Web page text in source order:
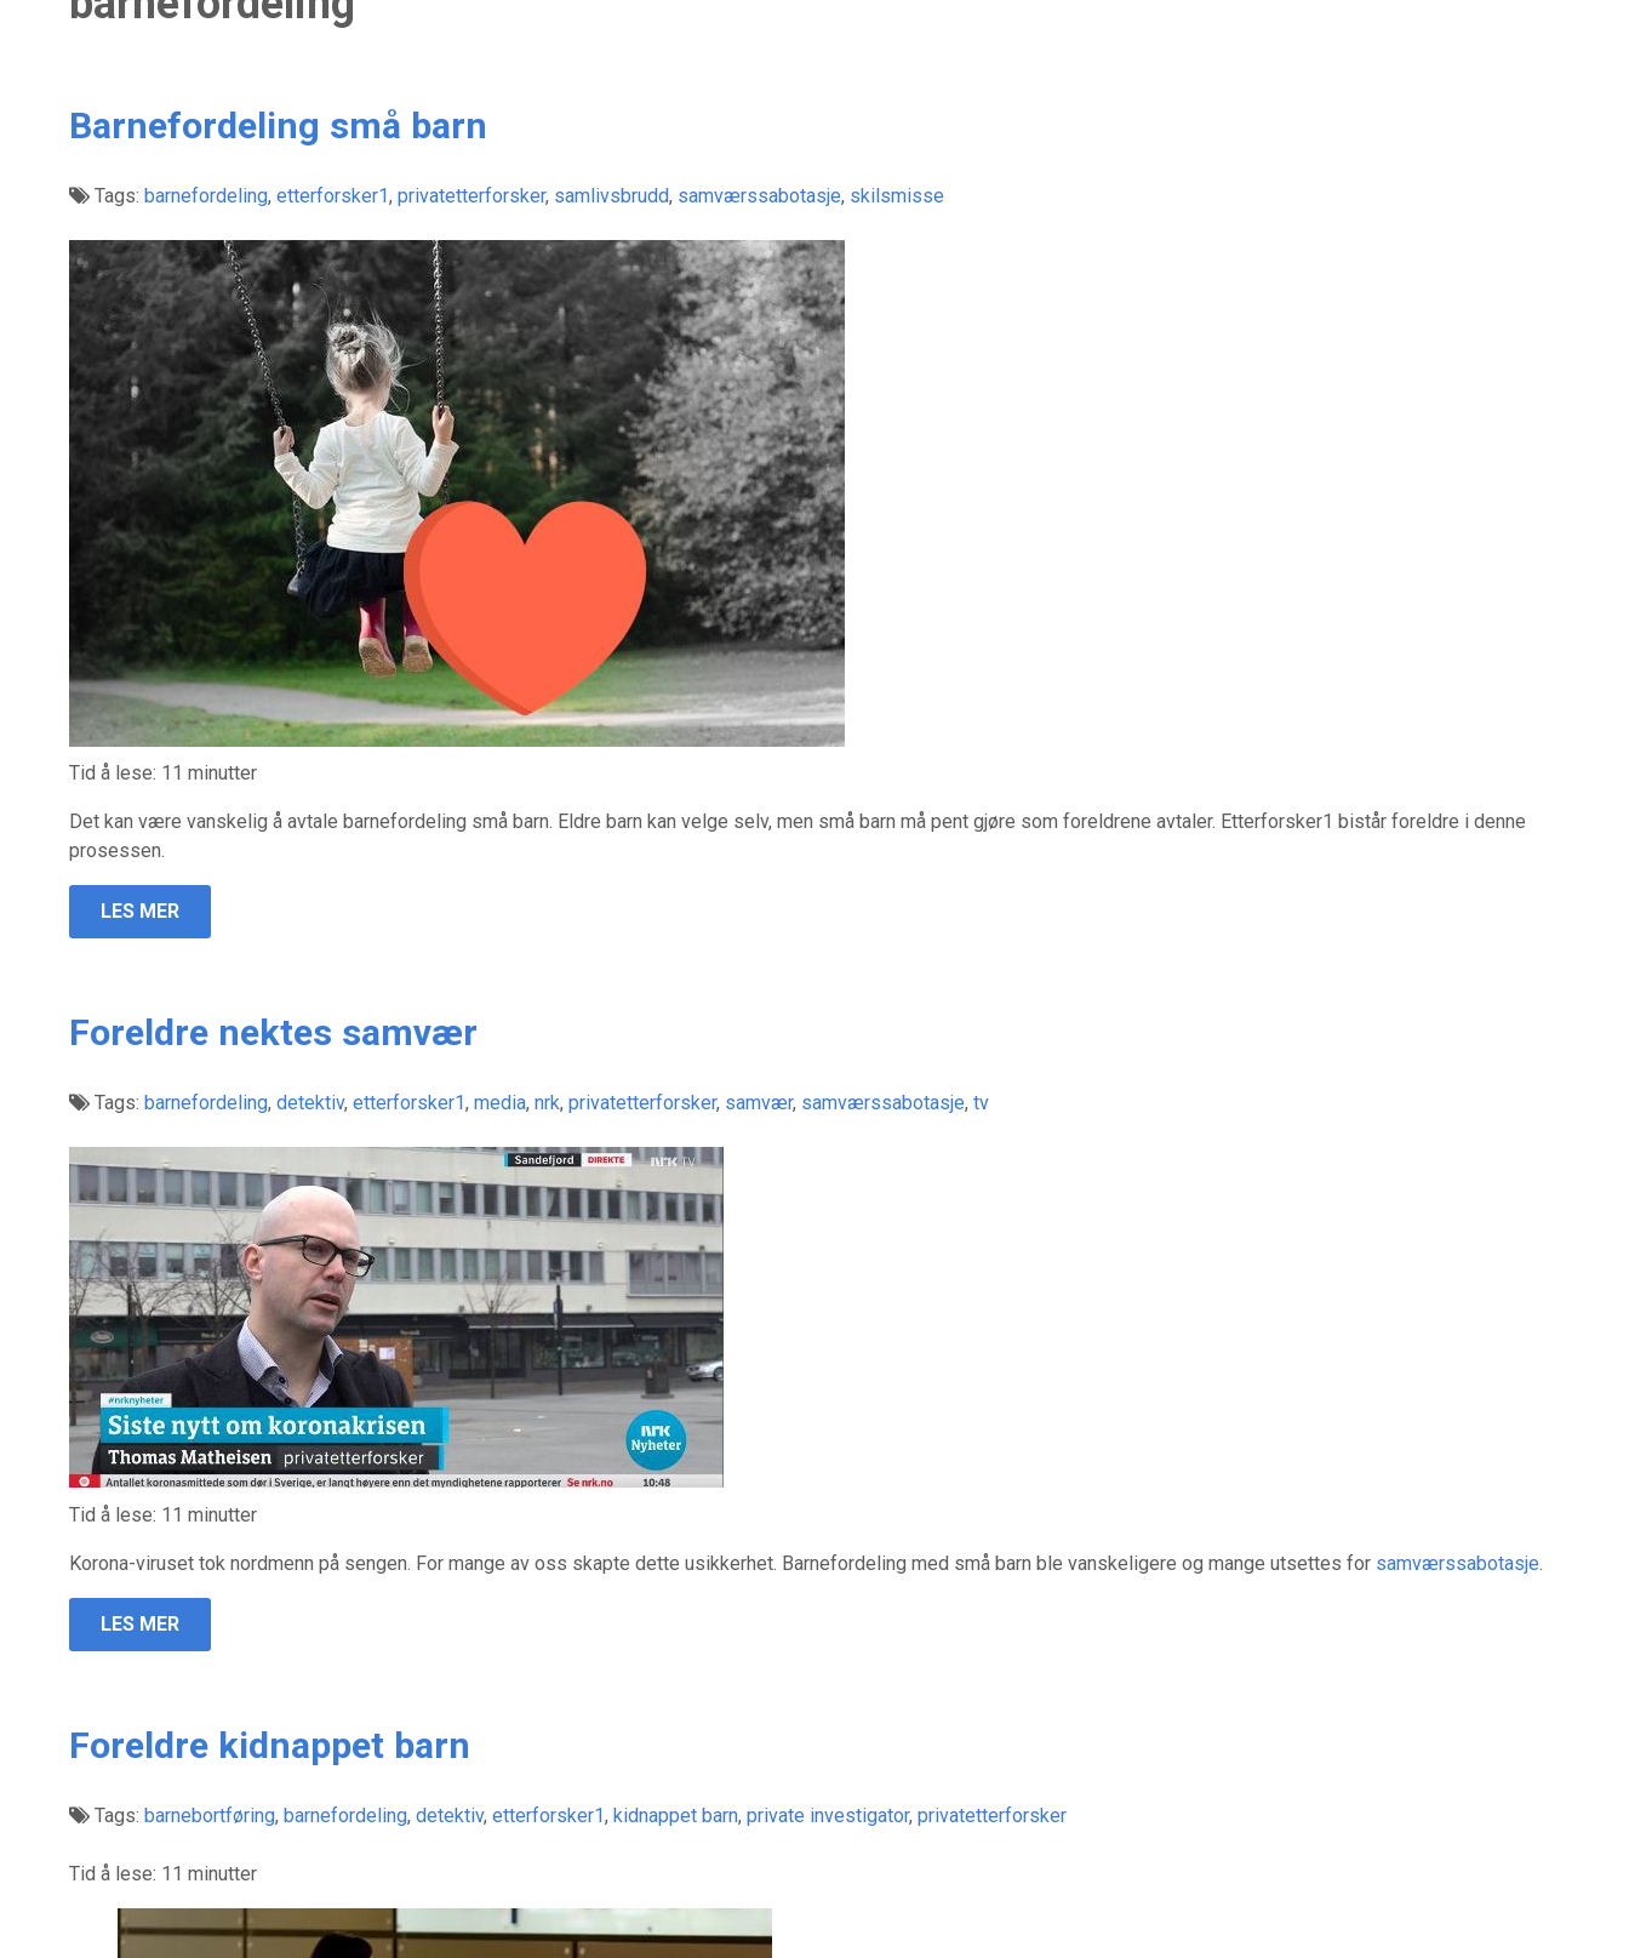
Barnefordeling små barn
Tags: barnefordeling, etterforsker1, privatetterforsker, samlivsbrudd, samværssabotasje, skilsmisse
Tid å lese: 11 minutter
Det kan være vanskelig å avtale barnefordeling små barn. Eldre barn kan velge selv, men små barn må pent gjøre som foreldrene avtaler. Etterforsker1 bistår foreldre i denne
prosessen.
LES MER
Foreldre nektes samvær
Tags: barnefordeling, detektiv, etterforsker1, media, nrk, privatetterforsker, samvær, samværssabotasje, tv
Tid å lese: 11 minutter
Korona-viruset tok nordmenn på sengen. For mange av oss skapte dette usikkerhet. Barnefordeling med små barn ble vanskeligere og mange utsettes for samværssabotasje
LES MER
Foreldre kidnappet barn
Tags: barnebortføring, barnefordeling, detektiv, etterforsker1, kidnappet barn, private investigator, privatetterforsker
Tid å lese: 11 minutter